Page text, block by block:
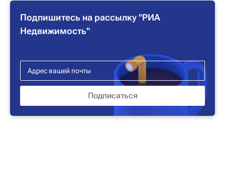
Подпишитесь на рассылку "РИА
Недвижимость"